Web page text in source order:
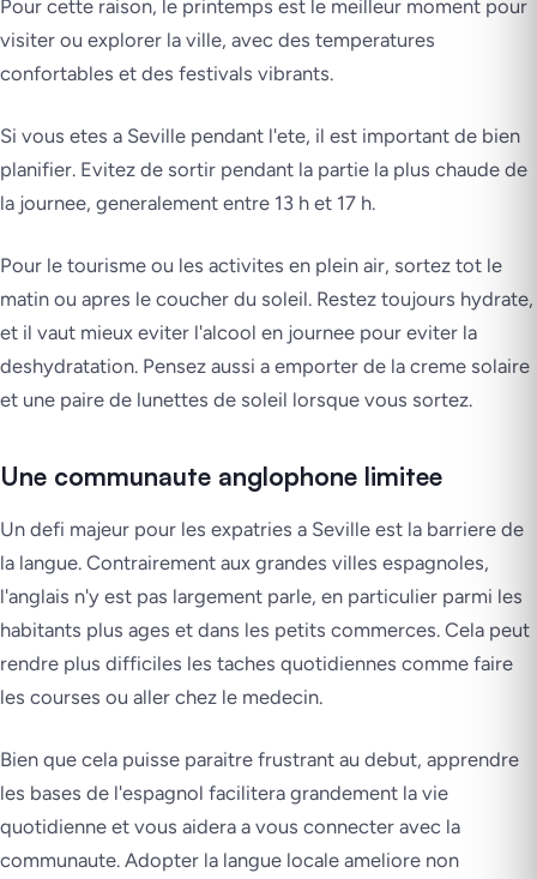
Pour cette raison, le printemps est le meilleur moment pour
visiter ou explorer la ville, avec des temperatures
confortables et des festivals vibrants.
Si vous etes a Seville pendant l'ete, il est important de bien
planifier. Evitez de sortir pendant la partie la plus chaude de
la journee, generalement entre 13 h et 17 h.
Pour le tourisme ou les activites en plein air, sortez tot le
matin ou apres le coucher du soleil. Restez toujours hydrate,
et il vaut mieux eviter l'alcool en journee pour eviter la
deshydratation. Pensez aussi a emporter de la creme solaire
et une paire de lunettes de soleil lorsque vous sortez.
Une communaute anglophone limitee
Un defi majeur pour les expatries a Seville est la barriere de
la langue. Contrairement aux grandes villes espagnoles,
l'anglais n'y est pas largement parle, en particulier parmi les
habitants plus ages et dans les petits commerces. Cela peut
rendre plus difficiles les taches quotidiennes comme faire
les courses ou aller chez le medecin.
Bien que cela puisse paraitre frustrant au debut, apprendre
les bases de l'espagnol facilitera grandement la vie
quotidienne et vous aidera a vous connecter avec la
communaute. Adopter la langue locale ameliore non